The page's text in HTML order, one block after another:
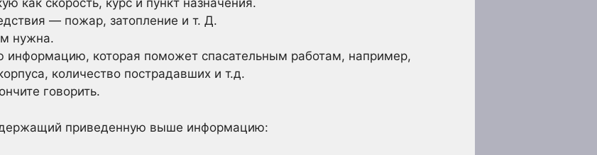
как скорость, курс и пункт назначения.
— пожар, затопление и т. Д.
нужна.
информацию, которая поможет спасательным работам, например,
количество пострадавших и т.д.
говорить.
приведенную выше информацию: